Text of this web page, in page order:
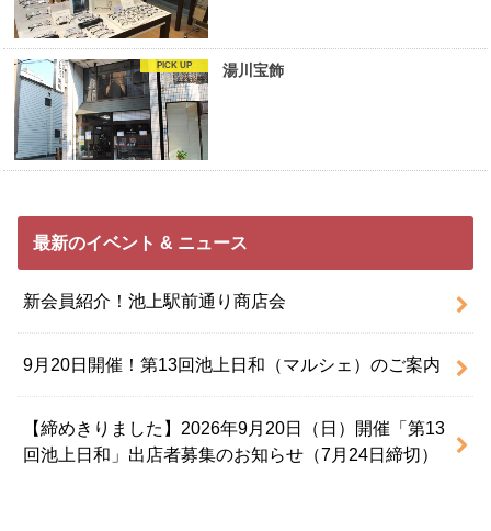
湯川宝飾
最新のイベント & ニュース
新会員紹介！池上駅前通り商店会
9月20日開催！第13回池上日和（マルシェ）のご案内
【締めきりました】2026年9月20日（日）開催「第13
回池上日和」出店者募集のお知らせ（7月24日締切）